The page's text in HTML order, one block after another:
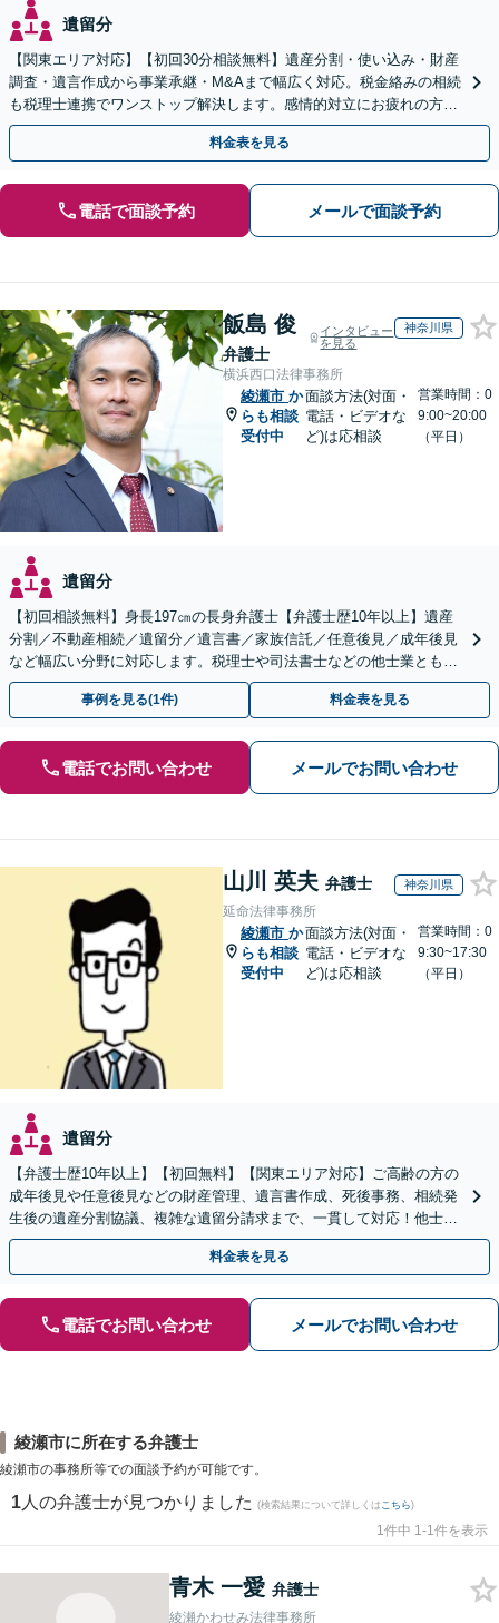
遺留分
【関東エリア対応】【初回30分相談無料】遺産分割・使い込み・財産
調査・遺言作成から事業承継・M&Aまで幅広く対応。税金絡みの相続
も税理士連携でワンストップ解決します。感情的対立にお疲れの方や
紛争予防をご検討の方も、お気軽にご相談ください。
料金表を見る
電話で面談予約 メールで面談予約
飯島 俊
弁護士
インタビュー
を見る
神奈川県
横浜西口法律事務所
綾瀬市 か
らも相談
受付中
面談方法(対面・
電話・ビデオな
ど)は応相談
営業時間：0
9:00~20:00
（平日）
遺留分
【初回相談無料】身長197㎝の長身弁護士【弁護士歴10年以上】遺産
分割／不動産相続／遺留分／遺言書／家族信託／任意後見／成年後見
など幅広い分野に対応します。税理士や司法書士などの他士業とも連
携【出張相談】【夜間・休日面談】【横浜駅7分】
事例を見る(1件) 料金表を見る
電話でお問い合わせ メールでお問い合わせ
山川 英夫 弁護士 神奈川県
延命法律事務所
綾瀬市 か
らも相談
受付中
面談方法(対面・
電話・ビデオな
ど)は応相談
営業時間：0
9:30~17:30
（平日）
遺留分
【弁護士歴10年以上】【初回無料】【関東エリア対応】ご高齢の方の
成年後見や任意後見などの財産管理、遺言書作成、死後事務、相続発
生後の遺産分割協議、複雑な遺留分請求まで、一貫して対応！他士業
との連携力を活かした最適解の追求【WEB面談対応】
料金表を見る
電話でお問い合わせ メールでお問い合わせ
綾瀬市に所在する弁護士
綾瀬市の事務所等での面談予約が可能です。
1 人の弁護士が見つかりました (検索結果について詳しくは こちら)
1件中 1-1件を表示
青木 一愛 弁護士
綾瀬かわせみ法律事務所